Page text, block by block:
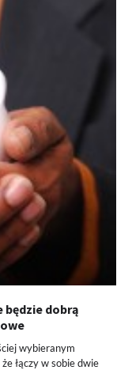
dobrą
wybieranym
łączy w sobie dwie